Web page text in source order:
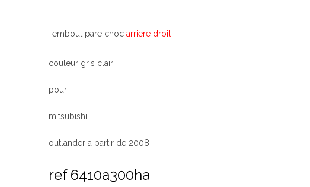
embout pare choc arriere droit
couleur gris clair
pour
mitsubishi
outlander a partir de 2008
ref 6410a300ha